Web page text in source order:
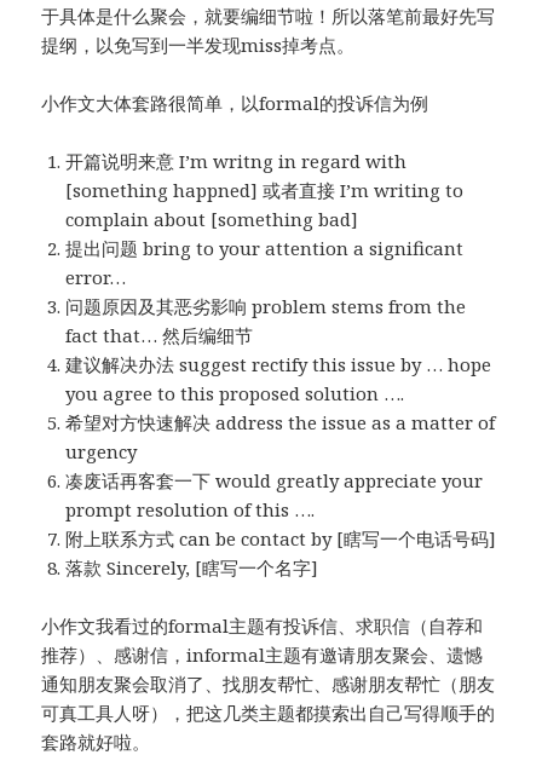
于具体是什么聚会，就要编细节啦！所以落笔前最好先写
提纲，以免写到一半发现miss掉考点。
小作文大体套路很简单，以formal的投诉信为例
开篇说明来意 I’m writng in regard with
[something happned] 或者直接 I’m writing to
complain about [something bad]
提出问题 bring to your attention a significant
error…
问题原因及其恶劣影响 problem stems from the
fact that… 然后编细节
建议解决办法 suggest rectify this issue by … hope
you agree to this proposed solution ….
希望对方快速解决 address the issue as a matter of
urgency
凑废话再客套一下 would greatly appreciate your
prompt resolution of this ….
附上联系方式 can be contact by [瞎写一个电话号码]
落款 Sincerely, [瞎写一个名字]
小作文我看过的formal主题有投诉信、求职信（自荐和
推荐）、感谢信，informal主题有邀请朋友聚会、遗憾
通知朋友聚会取消了、找朋友帮忙、感谢朋友帮忙（朋友
可真工具人呀），把这几类主题都摸索出自己写得顺手的
套路就好啦。